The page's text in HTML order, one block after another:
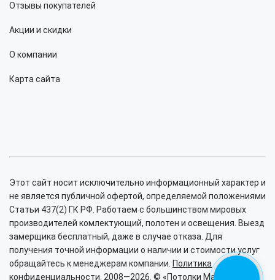
Отзывы покупателей
Акции и скидки
О компании
Карта сайта
Этот сайт носит исключительно информационный характер и
не является публичной офертой, определяемой положениями
Статьи 437(2) ГК РФ. Работаем с большинством мировых
производителей комлектующий, полотен и освещения. Выезд
замерщика бесплатный, даже в случае отказа. Для
получения точной информации о наличии и стоимости услуг
обращайтесь к менеджерам компании. Политика
конфиденциальности. 2008—2026. © «Потолки Малина».